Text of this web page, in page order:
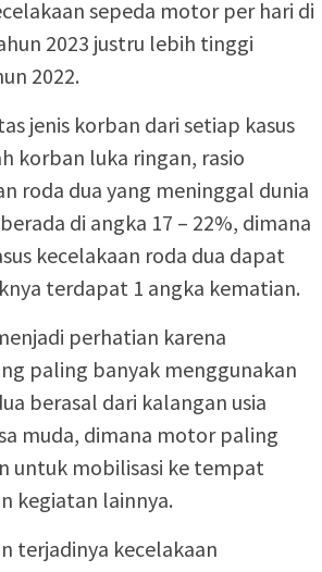
sepeda motor per hari di
2023 justru lebih tinggi
2022.
jenis korban dari setiap kasus
korban luka ringan, rasio
roda dua yang meninggal dunia
di angka 17 – 22%, dimana
kecelakaan roda dua dapat
terdapat 1 angka kematian.
perhatian karena
paling banyak menggunakan
berasal dari kalangan usia
muda, dimana motor paling
untuk mobilisasi ke tempat
kegiatan lainnya.
terjadinya kecelakaan